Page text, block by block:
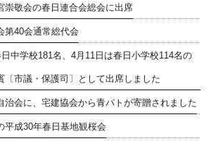
崇敬会の春日連合会総会に出席
第40会通常総代会
中学校181名、4月11日は春日小学校114名の
〔市議・保護司〕として出席しました
治会に、宅建協会から青パトが寄贈されました
平成30年春日基地観桜会